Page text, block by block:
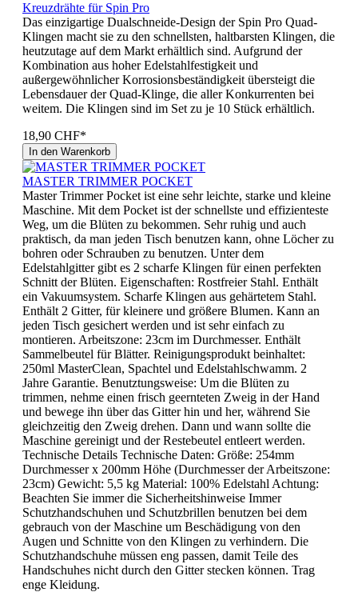
Kreuzdrähte für Spin Pro
Das einzigartige Dualschneide-Design der Spin Pro Quad-
Klingen macht sie zu den schnellsten, haltbarsten Klingen, die
heutzutage auf dem Markt erhältlich sind. Aufgrund der
Kombination aus hoher Edelstahlfestigkeit und
außergewöhnlicher Korrosionsbeständigkeit übersteigt die
Lebensdauer der Quad-Klinge, die aller Konkurrenten bei
weitem. Die Klingen sind im Set zu je 10 Stück erhältlich.
18,90 CHF*
In den Warenkorb
MASTER TRIMMER POCKET
Master Trimmer Pocket ist eine sehr leichte, starke und kleine
Maschine. Mit dem Pocket ist der schnellste und effizienteste
Weg, um die Blüten zu bekommen. Sehr ruhig und auch
praktisch, da man jeden Tisch benutzen kann, ohne Löcher zu
bohren oder Schrauben zu benutzen. Unter dem
Edelstahlgitter gibt es 2 scharfe Klingen für einen perfekten
Schnitt der Blüten. Eigenschaften: Rostfreier Stahl. Enthält
ein Vakuumsystem. Scharfe Klingen aus gehärtetem Stahl.
Enthält 2 Gitter, für kleinere und größere Blumen. Kann an
jeden Tisch gesichert werden und ist sehr einfach zu
montieren. Arbeitszone: 23cm im Durchmesser. Enthält
Sammelbeutel für Blätter. Reinigungsprodukt beinhaltet:
250ml MasterClean, Spachtel und Edelstahlschwamm. 2
Jahre Garantie. Benutztungsweise: Um die Blüten zu
trimmen, nehme einen frisch geernteten Zweig in der Hand
und bewege ihn über das Gitter hin und her, während Sie
gleichzeitig den Zweig drehen. Dann und wann sollte die
Maschine gereinigt und der Restebeutel entleert werden.
Technische Details Technische Daten: Größe: 254mm
Durchmesser x 200mm Höhe (Durchmesser der Arbeitszone:
23cm) Gewicht: 5,5 kg Material: 100% Edelstahl Achtung:
Beachten Sie immer die Sicherheitshinweise Immer
Schutzhandschuhen und Schutzbrillen benutzen bei dem
gebrauch von der Maschine um Beschädigung von den
Augen und Schnitte von den Klingen zu verhindern. Die
Schutzhandschuhe müssen eng passen, damit Teile des
Handschuhes nicht durch den Gitter stecken können. Trag
enge Kleidung.